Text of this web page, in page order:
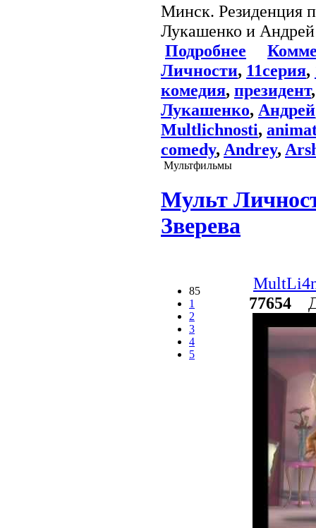
Минск. Резиденция
Лукашенко и
Подробнее
Личности, 11серия,
комедия, президент
Лукашенко, Андрей
Multlichnosti,
comedy, Andrey,
Мультфильмы
Мульт
Зверева
85
1
2
3
4
5
77654